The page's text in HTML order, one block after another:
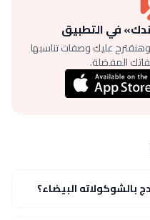
في التطبيق
عليك وصفات تناسبها
المفضلة.
البيضاء؟